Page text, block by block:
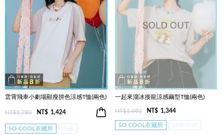
雲霄飛車小劇場顯瘦拼色涼感T恤(兩色)
NT$1,780 NT$ 1,424
SO COOL衣藏所 天絲
一起來溜冰接龍涼感繭型T恤(兩色)
NT$1,680 NT$ 1,344
SO COOL衣藏所 SORONA